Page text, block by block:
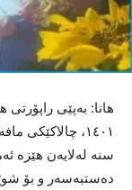
١٤٠١،
سنە لەلایەن هێزە
دەستبەسەر و بۆ